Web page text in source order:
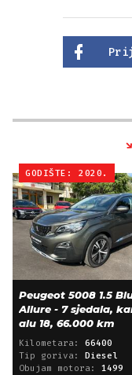
GODIŠTE: 2020.
Peugeot 5008 1.5
Allure - 7 sjedala,
alu 18, 66.000 km
Kilometara: 66400
Tip goriva: Diesel
Obujam motora: 1499